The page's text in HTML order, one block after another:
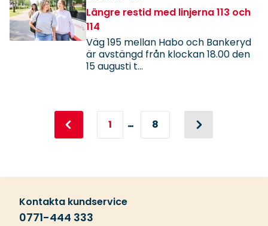
Längre restid med linjerna 113 och
114
Väg 195 mellan Habo och Bankeryd
är avstängd från klockan 18.00 den
15 augusti t...
1 8
Kontakta kundservice
0771-444 333